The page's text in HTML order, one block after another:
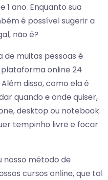
1 ano. Enquanto sua
é possível sugerir a
não é?
de muitas pessoas é
online 24
disso, como ela é
quando e onde quiser,
desktop ou notebook.
tempinho livre e focar
nosso método de
cursos online, que tal